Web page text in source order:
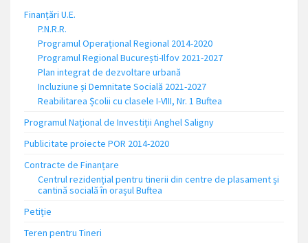
Finanțări U.E.
P.N.R.R.
Programul Operațional Regional 2014-2020
Programul Regional București-Ilfov 2021-2027
Plan integrat de dezvoltare urbană
Incluziune și Demnitate Socială 2021-2027
Reabilitarea Școlii cu clasele I-VIII, Nr. 1 Buftea
Programul Național de Investiții Anghel Saligny
Publicitate proiecte POR 2014-2020
Contracte de Finanțare
Centrul rezidențial pentru tinerii din centre de plasament și
cantină socială în orașul Buftea
Petiție
Teren pentru Tineri